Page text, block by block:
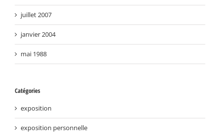
juillet 2007
janvier 2004
mai 1988
Catégories
exposition
exposition personnelle